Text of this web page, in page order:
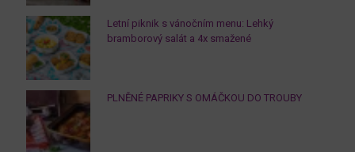
Letní piknik s vánočním menu: Lehký
bramborový salát a 4x smažené
PLNĚNÉ PAPRIKY S OMÁČKOU DO TROUBY